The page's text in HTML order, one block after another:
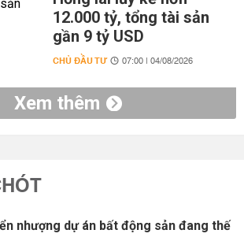
12.000 tỷ, tổng tài sản
gần 9 tỷ USD
CHỦ ĐẦU TƯ 07:00 | 04/08/2026
Xem thêm
nhượng dự án bất động sản đang thế